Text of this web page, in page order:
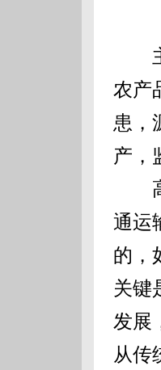
主
农产
患，
产，
高
通运
的，
关键
发展
从传